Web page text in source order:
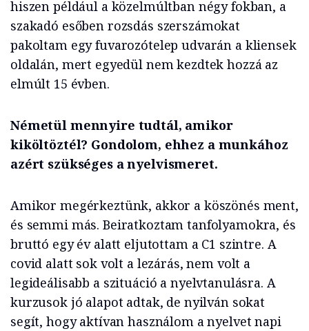
hiszen például a közelmúltban négy fokban, a
szakadó esőben rozsdás szerszámokat
pakoltam egy fuvarozótelep udvarán a kliensek
oldalán, mert egyedül nem kezdtek hozzá az
elmúlt 15 évben.
Németül mennyire tudtál, amikor
kiköltöztél? Gondolom, ehhez a munkához
azért szükséges a nyelvismeret.
Amikor megérkeztünk, akkor a köszönés ment,
és semmi más. Beiratkoztam tanfolyamokra, és
bruttó egy év alatt eljutottam a C1 szintre. A
covid alatt sok volt a lezárás, nem volt a
legideálisabb a szituáció a nyelvtanulásra. A
kurzusok jó alapot adtak, de nyilván sokat
segít, hogy aktívan használom a nyelvet napi